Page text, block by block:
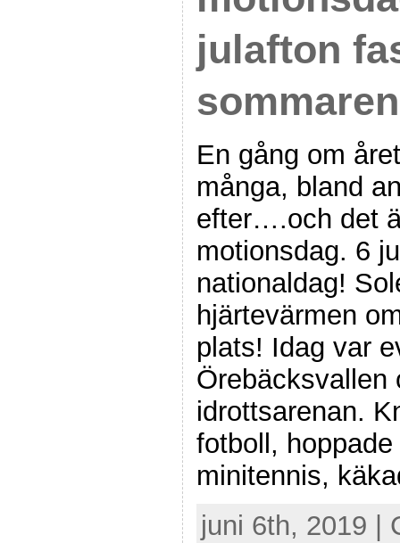
julafton
En gång om
många, bland
efter….och det
motionsdag. 6
nationaldag!
hjärtevärmen
plats! Idag var
Örebäcksvallen
idrottsarenan.
fotboll,
minitennis,
juni 6th, 2019 |